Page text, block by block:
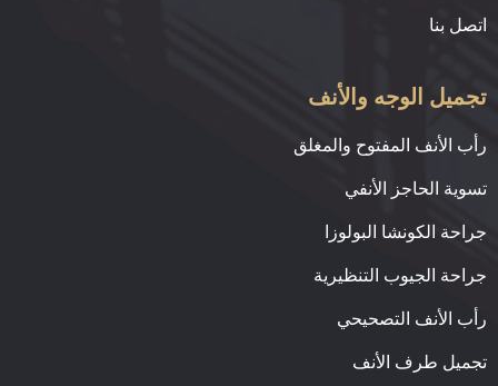
اتصل بنا
تجميل الوجه والأنف
رأب الأنف المفتوح والمغلق
تسوية الحاجز الأنفي
جراحة الكونشا البولوزا
جراحة الجيوب التنظيرية
رأب الأنف التصحيحي
تجميل طرف الأنف